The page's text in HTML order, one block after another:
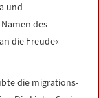
und
des
die Freude«
die migrations-